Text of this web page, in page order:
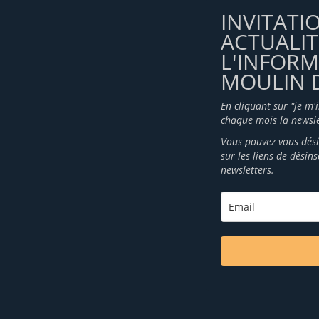
MOULIN
En cliquant sur "je
chaque mois la
Vous pouvez vous
sur les liens de
newsletters.